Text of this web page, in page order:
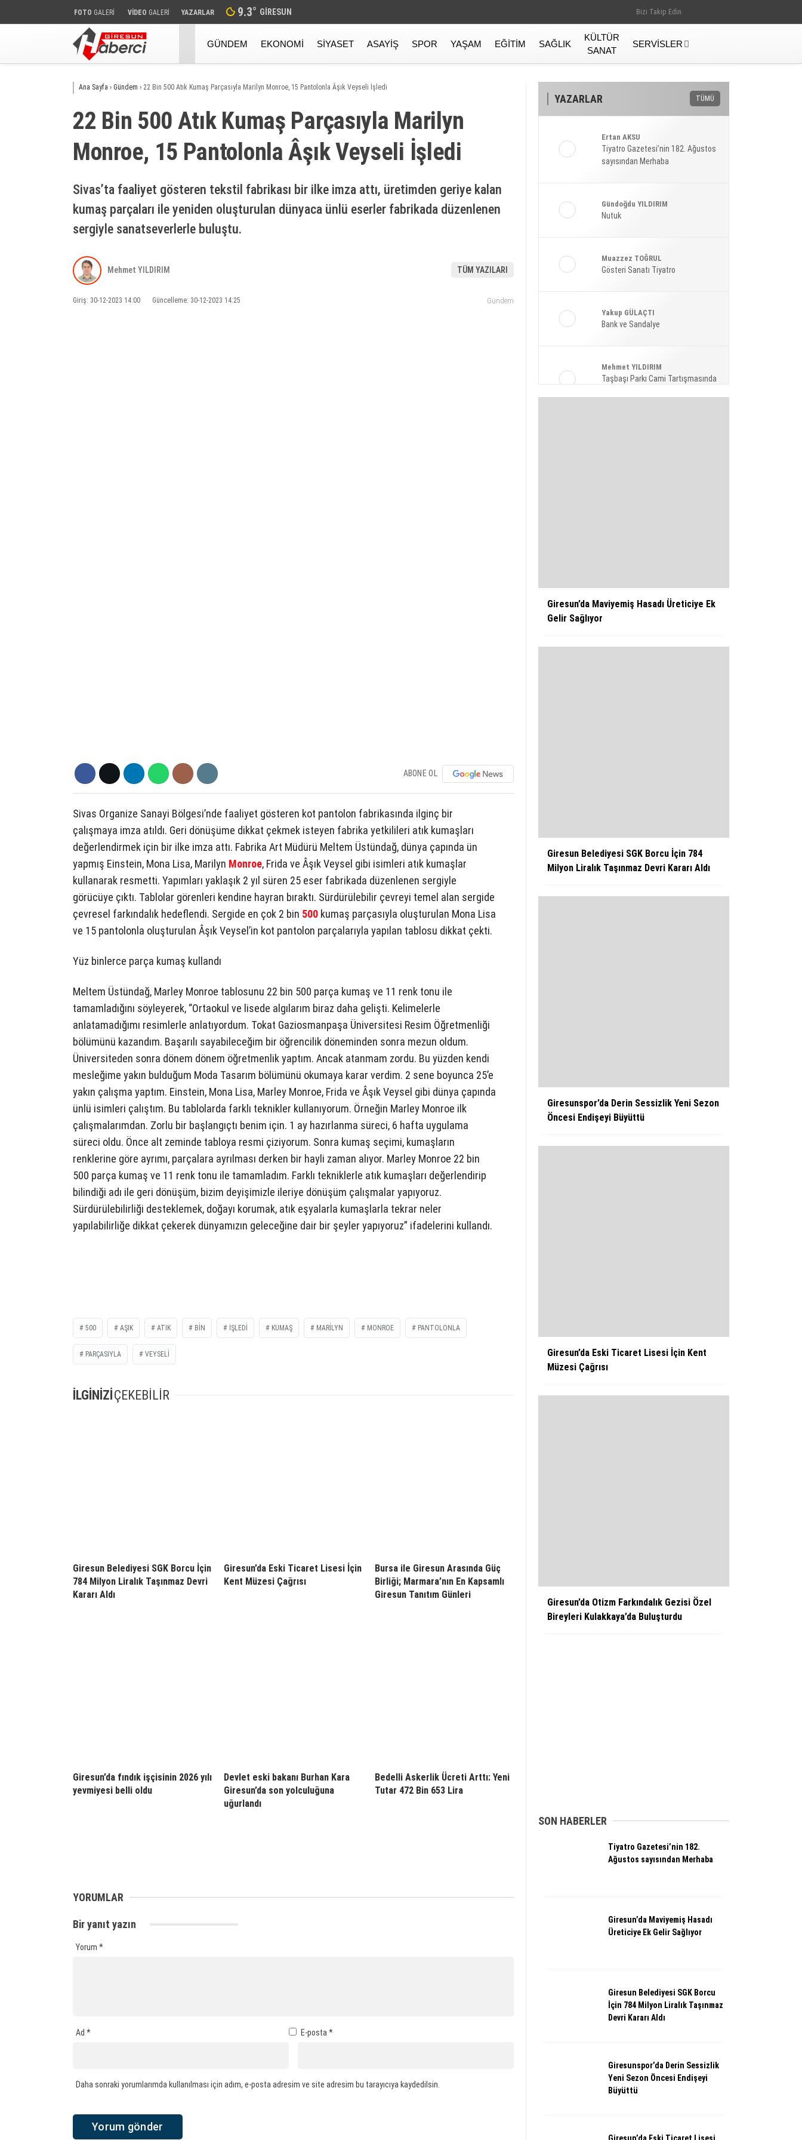
Ekonomi
FOTO GALERİ VİDEO GALERİ YAZARLAR 9.3° GIRESUN Bizi Takip Edin
GÜNDEM EKONOMI SIYASET ASAYIŞ SPOR YAŞAM EĞITIM SAĞLIK
KÜLTÜR
SANAT
SERVISLER
Ana Sayfa › Gündem › 22 Bi̇n 500 Atık Kumaş Parçasıyla Mari̇lyn Monroe, 15 Pantolonla Âşık Veyseli̇ İşledi̇
22 Bi̇n 500 Atık Kumaş Parçasıyla Mari̇lyn
Monroe, 15 Pantolonla Âşık Veyseli̇ İşledi̇
Sivas’ta faaliyet gösteren tekstil fabrikası bir ilke imza attı, üretimden geriye kalan
kumaş parçaları ile yeniden oluşturulan dünyaca ünlü eserler fabrikada düzenlenen
sergiyle sanatseverlerle buluştu.
Mehmet YILDIRIM TÜM YAZILARI
Giriş: 30-12-2023 14:00 Güncelleme: 30-12-2023 14:25 Gündem
ABONE OL
Sivas Organize Sanayi Bölgesi’nde faaliyet gösteren kot pantolon fabrikasında ilginç bir
çalışmaya imza atıldı. Geri dönüşüme dikkat çekmek isteyen fabrika yetkilileri atık kumaşları
değerlendirmek için bir ilke imza attı. Fabrika Art Müdürü Meltem Üstündağ, dünya çapında ün
yapmış Einstein, Mona Lisa, Marilyn Monroe, Frida ve Âşık Veysel gibi isimleri atık kumaşlar
kullanarak resmetti. Yapımları yaklaşık 2 yıl süren 25 eser fabrikada düzenlenen sergiyle
görücüye çıktı. Tablolar görenleri kendine hayran bıraktı. Sürdürülebilir çevreyi temel alan sergide
çevresel farkındalık hedeflendi. Sergide en çok 2 bin 500 kumaş parçasıyla oluşturulan Mona Lisa
ve 15 pantolonla oluşturulan Âşık Veysel’in kot pantolon parçalarıyla yapılan tablosu dikkat çekti.
Yüz binlerce parça kumaş kullandı
Meltem Üstündağ, Marley Monroe tablosunu 22 bin 500 parça kumaş ve 11 renk tonu ile
tamamladığını söyleyerek, “Ortaokul ve lisede algılarım biraz daha gelişti. Kelimelerle
anlatamadığımı resimlerle anlatıyordum. Tokat Gaziosmanpaşa Üniversitesi Resim Öğretmenliği
bölümünü kazandım. Başarılı sayabileceğim bir öğrencilik döneminden sonra mezun oldum.
Üniversiteden sonra dönem dönem öğretmenlik yaptım. Ancak atanmam zordu. Bu yüzden kendi
mesleğime yakın bulduğum Moda Tasarım bölümünü okumaya karar verdim. 2 sene boyunca 25’e
yakın çalışma yaptım. Einstein, Mona Lisa, Marley Monroe, Frida ve Âşık Veysel gibi dünya çapında
ünlü isimleri çalıştım. Bu tablolarda farklı teknikler kullanıyorum. Örneğin Marley Monroe ilk
çalışmalarımdan. Zorlu bir başlangıçtı benim için. 1 ay hazırlanma süreci, 6 hafta uygulama
süreci oldu. Önce alt zeminde tabloya resmi çiziyorum. Sonra kumaş seçimi, kumaşların
renklerine göre ayrımı, parçalara ayrılması derken bir hayli zaman alıyor. Marley Monroe 22 bin
500 parça kumaş ve 11 renk tonu ile tamamladım. Farklı tekniklerle atık kumaşları değerlendirip
bilindiği adı ile geri dönüşüm, bizim deyişimizle ileriye dönüşüm çalışmalar yapıyoruz.
Sürdürülebilirliği desteklemek, doğayı korumak, atık eşyalarla kumaşlarla tekrar neler
yapılabilirliğe dikkat çekerek dünyamızın geleceğine dair bir şeyler yapıyoruz” ifadelerini kullandı.
500 AŞIK ATIK BİN İŞLEDİ KUMAŞ MARİLYN MONROE PANTOLONLA
PARÇASIYLA VEYSELİ
İLGİNİZİÇEKEBİLİR
Giresun Belediyesi SGK Borcu İçin
784 Milyon Liralık Taşınmaz Devri
Kararı Aldı
Giresun’da Eski Ticaret Lisesi İçin
Kent Müzesi Çağrısı
Bursa ile Giresun Arasında Güç
Birliği; Marmara’nın En Kapsamlı
Giresun Tanıtım Günleri
Giresun’da fındık işçisinin 2026 yılı
yevmiyesi belli oldu
Devlet eski bakanı Burhan Kara
Giresun’da son yolculuğuna
uğurlandı
Bedelli Askerlik Ücreti Arttı: Yeni
Tutar 472 Bin 653 Lira
YORUMLAR
Bir yanıt yazın
Yorum *
Ad * E-posta *
Daha sonraki yorumlarımda kullanılması için adım, e-posta adresim ve site adresim bu tarayıcıya kaydedilsin.
YAZARLAR TÜMÜ
Ertan AKSU
Tiyatro Gazetesi’nin 182. Ağustos
sayısından Merhaba
Gündoğdu YILDIRIM
Nutuk
Muazzez TOĞRUL
Gösteri Sanatı Tiyatro
Yakup GÜLAÇTI
Bank ve Sandalye
Mehmet YILDIRIM
Taşbaşı Parkı Cami Tartışmasında
Giresun’da Maviyemiş Hasadı Üreticiye Ek
Gelir Sağlıyor
Giresun Belediyesi SGK Borcu İçin 784
Milyon Liralık Taşınmaz Devri Kararı Aldı
Giresunspor’da Derin Sessizlik Yeni Sezon
Öncesi Endişeyi Büyüttü
Giresun’da Eski Ticaret Lisesi İçin Kent
Müzesi Çağrısı
Giresun’da Otizm Farkındalık Gezisi Özel
Bireyleri Kulakkaya’da Buluşturdu
SON HABERLER
Tiyatro Gazetesi’nin 182.
Ağustos sayısından Merhaba
Giresun’da Maviyemiş Hasadı
Üreticiye Ek Gelir Sağlıyor
Giresun Belediyesi SGK Borcu
İçin 784 Milyon Liralık Taşınmaz
Devri Kararı Aldı
Giresunspor’da Derin Sessizlik
Yeni Sezon Öncesi Endişeyi
Büyüttü